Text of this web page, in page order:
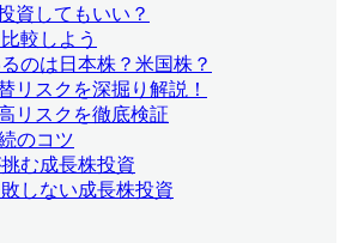
資してもいい？
較しよう
のは日本株？米国株？
リスクを深掘り解説！
リスクを徹底検証
のコツ
む成長株投資
しない成長株投資